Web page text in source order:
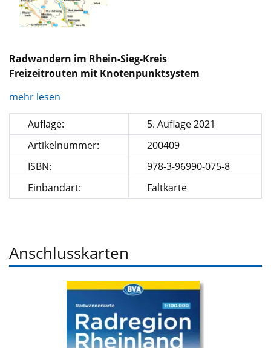
Radwandern im Rhein-Sieg-Kreis
Freizeitrouten mit Knotenpunktsystem
mehr lesen
Auflage:
5. Auflage 2021
Artikelnummer:
200409
ISBN:
978-3-96990-075-8
Einbandart:
Faltkarte
Anschlusskarten